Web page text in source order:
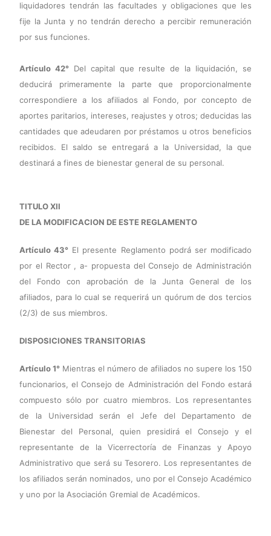
liquidadores tendrán las facultades y obligaciones que les
fije la Junta y no tendrán derecho a percibir remuneración
por sus funciones.
Artículo 42°Del capital que resulte de la liquidación, se
deducirá primeramente la parte que proporcionalmente
correspondiere a los afiliados al Fondo, por concepto de
aportes paritarios, intereses, reajustes y otros; deducidas las
cantidades que adeudaren por préstamos u otros beneficios
recibidos. El saldo se entregará a la Universidad, la que
destinará a fines de bienestar general de su personal.
TITULO XII
DE LA MODIFICACION DE ESTE REGLAMENTO
Artículo 43° El presente Reglamento podrá ser modificado
por el Rector , a- propuesta del Consejo de Administración
del Fondo con aprobación de la Junta General de los
afiliados, para lo cual se requerirá un quórum de dos tercios
(2/3) de sus miembros.
DISPOSICIONES TRANSITORIAS
Artículo 1° Mientras el número de afiliados no supere los 150
funcionarios, el Consejo de Administración del Fondo estará
compuesto sólo por cuatro miembros. Los representantes
de la Universidad serán el Jefe del Departamento de
Bienestar del Personal, quien presidirá el Consejo y el
representante de la Vicerrectoría de Finanzas y Apoyo
Administrativo que será su Tesorero. Los representantes de
los afiliados serán nominados, uno por el Consejo Académico
y uno por la Asociación Gremial de Académicos.